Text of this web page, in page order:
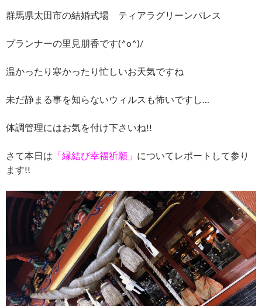
群馬県太田市の結婚式場 ティアラグリーンパレス
プランナーの里見朋香です(^o^)/
温かったり寒かったり忙しいお天気ですね
未だ静まる事を知らないウィルスも怖いですし…
体調管理にはお気を付け下さいね!!
さて本日は 「縁結び幸福祈願」 についてレポートして参り
ます!!